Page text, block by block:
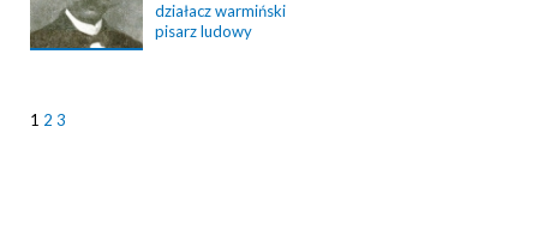
działacz warmiński
pisarz ludowy
1 2 3